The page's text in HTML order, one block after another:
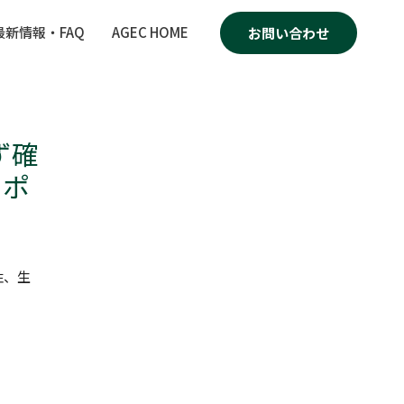
新情報・FAQ AGEC HOME お問い合わせ
確
生